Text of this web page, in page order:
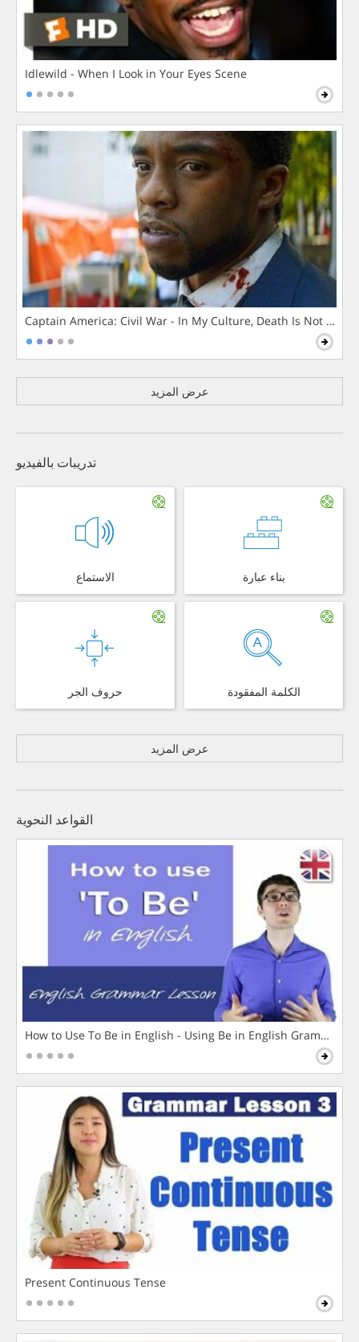
Idlewild - When I Look in Your Eyes Scene
Captain America: Civil War - In My Culture, Death Is Not The
عرض المزيد
تدريبات بالفيديو
الاستماع بناء عبارة
حروف الجر الكلمة المفقودة
عرض المزيد
القواعد النحوية
How to Use To Be in English - Using Be in English Grammar
Present Continuous Tense